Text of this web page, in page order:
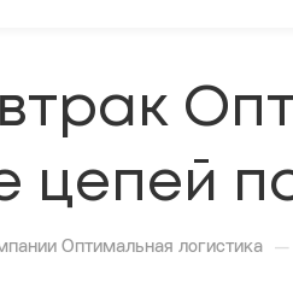
цепей
Оптимальная логистика —